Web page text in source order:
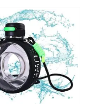
zevkinize ve
için canımızdan
ürünler
farklılık
birbirinden hoş ve
tercih
biblolar, kupa
ulaşabilirsiniz.